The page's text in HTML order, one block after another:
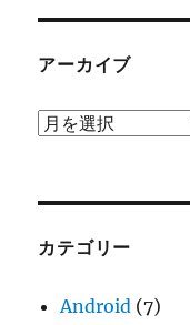
アーカイブ
ア
ブ
カテゴリー
Android (7)